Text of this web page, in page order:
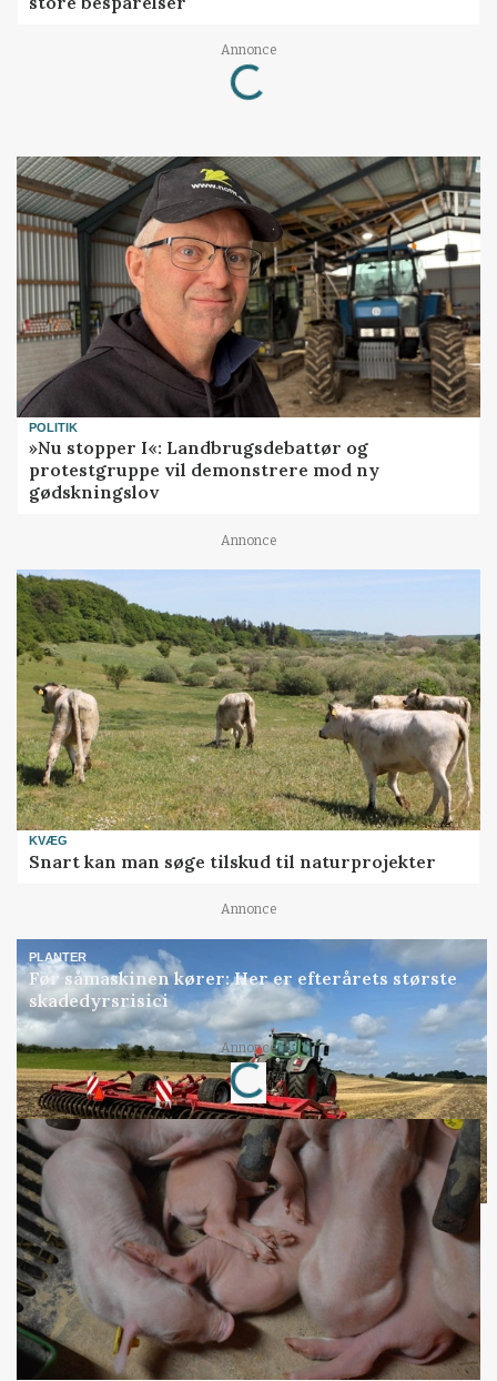
Annonce
Loading...
POLITIK
»Nu stopper I«: Landbrugsdebattør og
protestgruppe vil demonstrere mod ny
gødskningslov
Annonce
KVÆG
Snart kan man søge tilskud til naturprojekter
Annonce
PLANTER
Før såmaskinen kører: Her er efterårets største
skadedyrsrisici
Annonce
Loading...